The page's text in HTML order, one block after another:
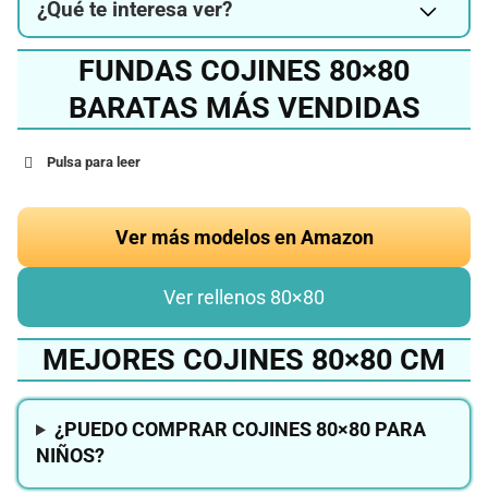
¿Qué te interesa ver?
FUNDAS COJINES 80×80
BARATAS MÁS VENDIDAS
Pulsa para leer
Ver más modelos en Amazon
Ver rellenos 80×80
MEJORES COJINES 80×80 CM
¿PUEDO COMPRAR COJINES 80×80 PARA
NIÑOS?